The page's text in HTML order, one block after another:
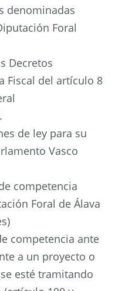
denominadas
Foral
Decretos
Fiscal del artículo 8
de ley para su
Vasco
competencia
Foral de Álava
competencia ante
a un proyecto o
esté tramitando